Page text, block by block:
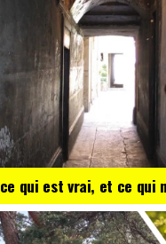
qui est vrai, et ce qui